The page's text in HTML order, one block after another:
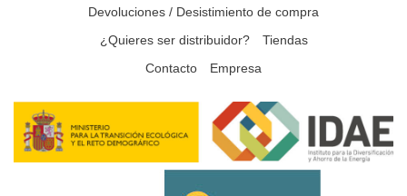
Devoluciones / Desistimiento de compra
¿Quieres ser distribuidor?
Tiendas
Contacto
Empresa